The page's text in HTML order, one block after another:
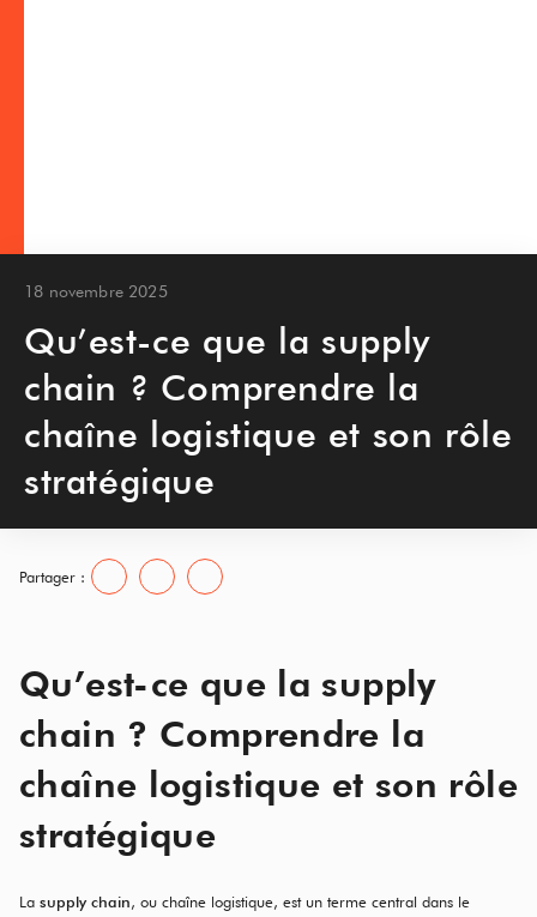
18 novembre 2025
Qu’est-ce que la supply
chain ? Comprendre la
chaîne logistique et son rôle
stratégique
Partager :
Qu’est-ce que la supply
chain ? Comprendre la
chaîne logistique et son rôle
stratégique
La supply chain, ou chaîne logistique, est un terme central dans le